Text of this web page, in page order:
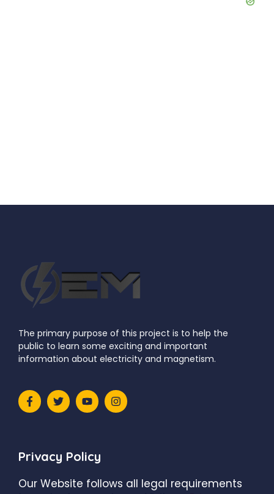
The primary purpose of this project is to help the
public to learn some exciting and important
information about electricity and magnetism.
Privacy Policy
Our Website follows all legal requirements